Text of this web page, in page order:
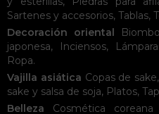
Sartenes y accesorios, Tablas,
Decoración oriental
japonesa, Inciensos,
Ropa.
Vajilla asiática Copas de sake,
sake y salsa de soja, Platos,
Belleza
Cosmética coreana